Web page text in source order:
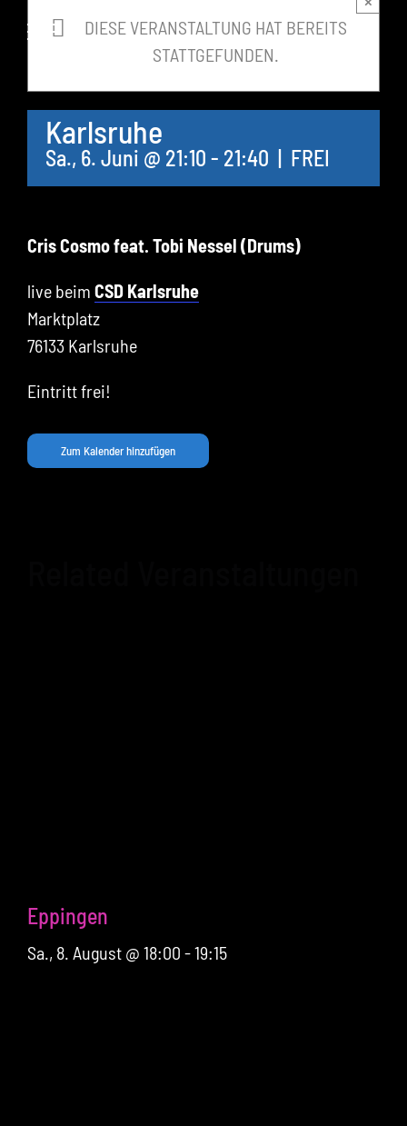
DIESE VERANSTALTUNG HAT BEREITS
STATTGEFUNDEN.
Karlsruhe
Sa., 6. Juni @ 21:10 - 21:40 | FREI
Cris Cosmo feat. Tobi Nessel (Drums)
live beim CSD Karlsruhe
Marktplatz
76133 Karlsruhe
Eintritt frei!
Zum Kalender hinzufügen
Eppingen
Sa., 8. August @ 18:00 -19:15